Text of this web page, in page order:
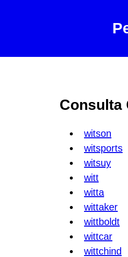
Consulta
witson
witsports
witsuy
witt
witta
wittaker
wittboldt
wittcar
wittchind